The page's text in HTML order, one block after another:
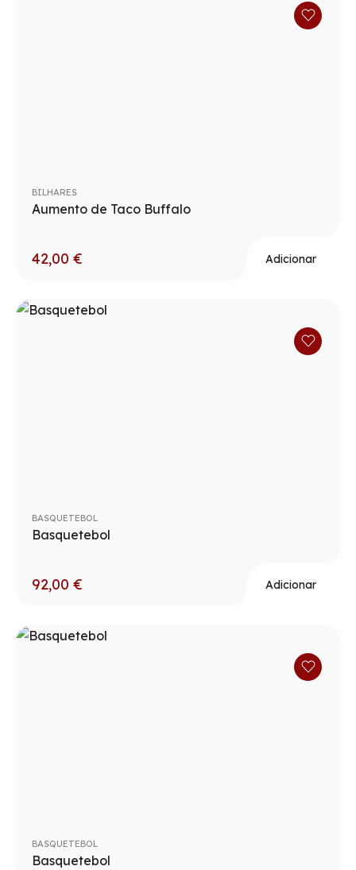
BILHARES
Aumento de Taco Buffalo
42,00 € Adicionar
BASQUETEBOL
Basquetebol
92,00 € Adicionar
BASQUETEBOL
Basquetebol